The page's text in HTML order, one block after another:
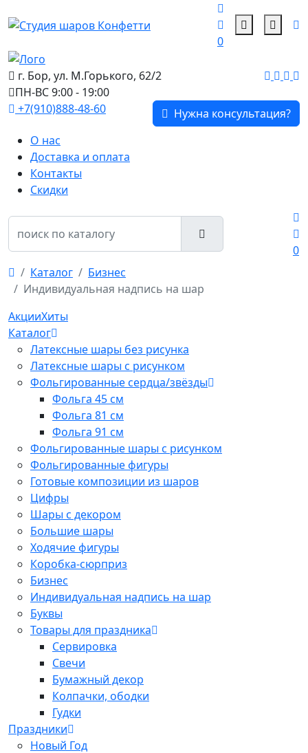
0
г. Бор, ул. М.Горького, 62/2
ПН-ВС 9:00 - 19:00
+7(910)888-48-60
Нужна консультация?
О нас
Доставка и оплата
Контакты
Скидки
0
Каталог
Бизнес
Индивидуальная надпись на шар
АкцииХиты
Каталог
Латексные шары без рисунка
Латексные шары с рисунком
Фольгированные сердца/звёзды
Фольга 45 см
Фольга 81 см
Фольга 91 см
Фольгированные шары с рисунком
Фольгированные фигуры
Готовые композиции из шаров
Цифры
Шары с декором
Большие шары
Ходячие фигуры
Коробка-сюрприз
Бизнес
Индивидуальная надпись на шар
Буквы
Товары для праздника
Сервировка
Свечи
Бумажный декор
Колпачки, ободки
Гудки
Праздники
Новый Год